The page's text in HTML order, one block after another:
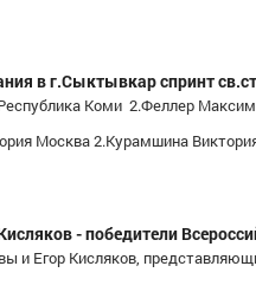
в г.Сыктывкар спринт св.ст
Коми 2.Феллер
Москва 2.Курамшина
- победители
и Егор Кисляков,